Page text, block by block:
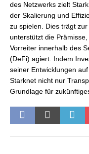
des Netzwerks zielt
der Skalierung und
zu spielen. Dies trägt
unterstützt die
Vorreiter innerhalb des
(DeFi) agiert. Indem
seiner Entwicklungen
Starknet nicht nur
Grundlage für